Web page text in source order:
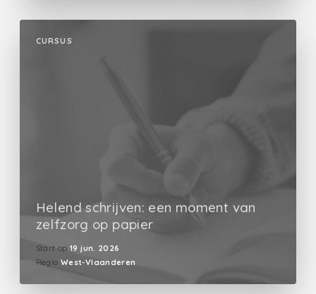
CURSUS
Helend schrijven: een moment van
zelfzorg op papier
Start op 19 jun. 2026
Regio West-Vlaanderen